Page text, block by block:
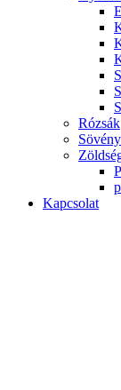
Rózsák
Kapcsolat